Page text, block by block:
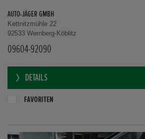
AUTO-JÄGER GMBH
Kettnitzmühle 22
92533 Wernberg-Köblitz
09604-92090
DETAILS
FAVORITEN